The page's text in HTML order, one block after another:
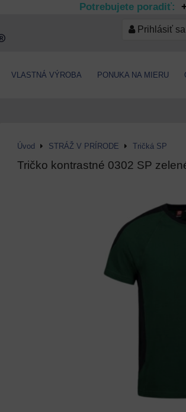
Potrebujete poradiť:
Prihlásiť sa
VLASTNÁ VÝROBA PONUKA NA MIERU
Úvod STRÁŽ V PRÍRODE Tričká SP
Tričko kontrastné 0302 SP